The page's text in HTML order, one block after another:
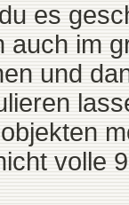
es
auch im
und
volle